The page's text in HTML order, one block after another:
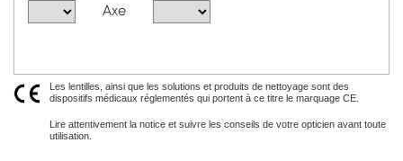
Axe
Les lentilles, ainsi que les solutions et produits de nettoyage sont des
dispositifs médicaux réglementés qui portent à ce titre le marquage CE.
Lire attentivement la notice et suivre les conseils de votre opticien avant toute
utilisation.